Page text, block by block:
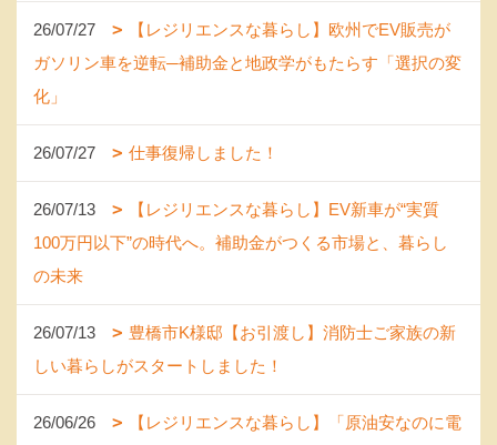
26/07/27
【レジリエンスな暮らし】欧州でEV販売が
ガソリン車を逆転─補助金と地政学がもたらす「選択の変
化」
26/07/27 仕事復帰しました！
26/07/13
【レジリエンスな暮らし】EV新車が“実質
100万円以下”の時代へ。補助金がつくる市場と、暮らし
の未来
26/07/13
豊橋市K様邸【お引渡し】消防士ご家族の新
しい暮らしがスタートしました！
26/06/26
【レジリエンスな暮らし】「原油安なのに電